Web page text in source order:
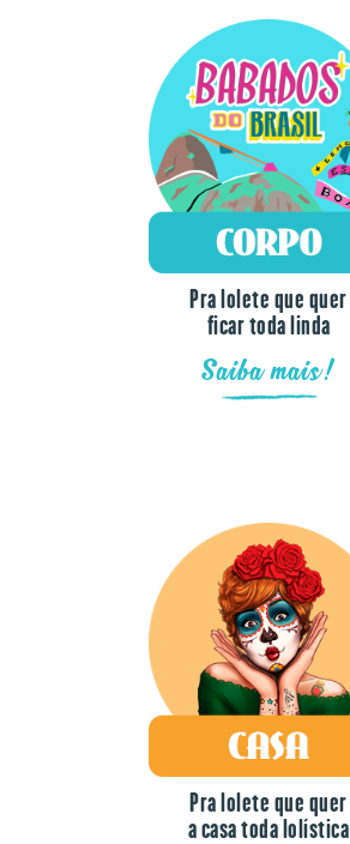
Pra lolete que quer
ficar toda linda
Saiba mais!
Pra lolete que quer
a casa toda lolística